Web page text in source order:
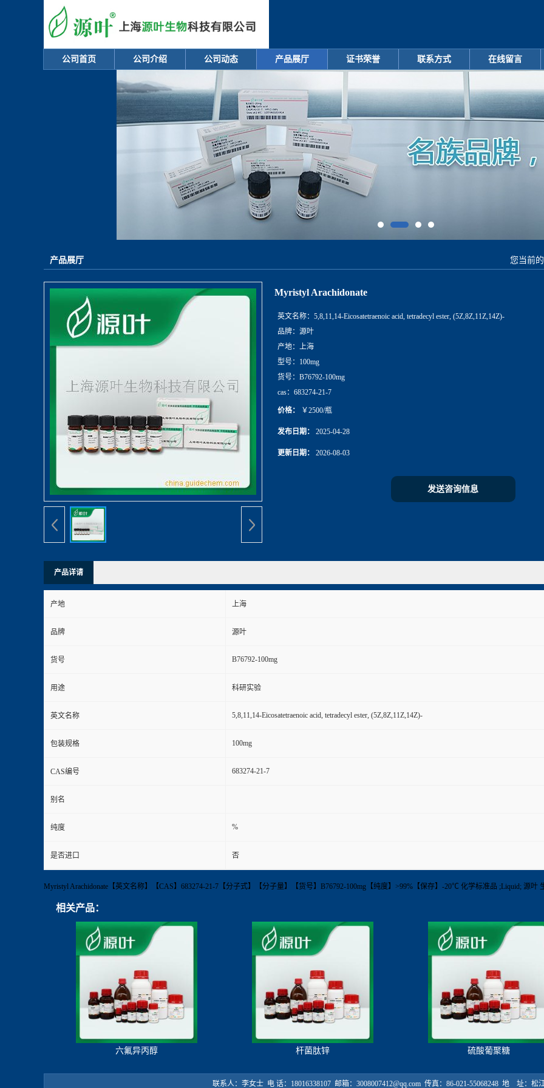
公司首页 公司介绍 公司动态 产品展厅 证书荣誉 联系方式 在线留言
产品展厅 您当前
Myristyl Arachidonate
英文名称： 5,8,11,14-Eicosatetraenoic acid, tetradecyl ester, (5Z,8Z,11Z,14Z)-
品牌： 源叶
产地： 上海
型号： 100mg
货号： B76792-100mg
cas： 683274-21-7
价格： ￥2500/瓶
发布日期： 2025-04-28
更新日期： 2026-08-03
发送咨询信息
产品详请
产地 上海
品牌 源叶
货号 B76792-100mg
用途 科研实验
英文名称 5,8,11,14-Eicosatetraenoic acid, tetradecyl ester, (5Z,8Z,11Z,14Z)-
包装规格 100mg
CAS编号 683274-21-7
别名
纯度 %
是否进口 否
Myristyl Arachidonate【英文名称】【CAS】683274-21-7【分子式】【分子量】【货号】B76792-100mg【纯度】>99%【保存】-20℃ 化学标准品 ;Liquid; 源叶
相关产品：
六氟异丙醇 杆菌肽锌 硫酸葡聚糖
联系人：李女士 电 话：18016338107 邮箱：3008007412@qq.com 传真：86-021-55068248 地 址：松